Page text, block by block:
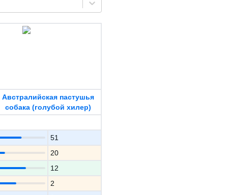
Австралийская пастушья
собака (голубой хилер)
51
20
12
2